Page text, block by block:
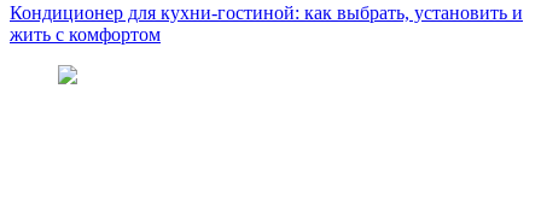
Кондиционер для кухни‑гостиной: как выбрать, установить и
жить с комфортом